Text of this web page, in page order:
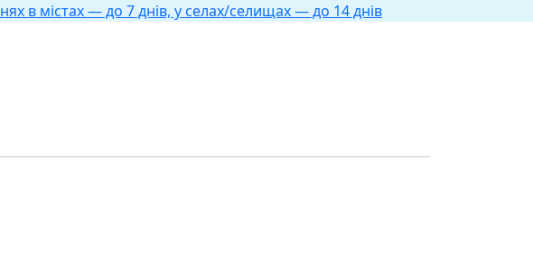
в містах — до 7 днів, у селах/селищах — до 14 днів